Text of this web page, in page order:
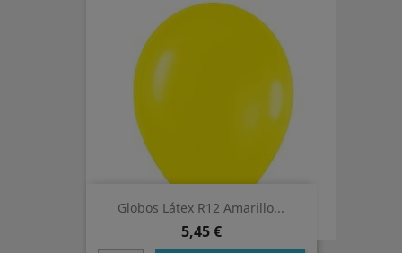
Globos Látex R12 Amarillo...
Precio
5,45 €